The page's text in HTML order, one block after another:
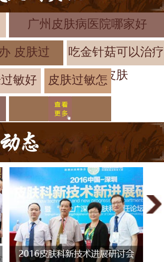
广州皮肤病医院哪家好
皮肤过
吃金针菇可以治疗
皮肤
敏好
皮肤过敏怎
么治疗快呢